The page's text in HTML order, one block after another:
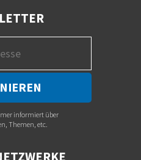
informiert über
Themen, etc.